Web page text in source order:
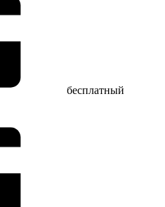
бесплатный